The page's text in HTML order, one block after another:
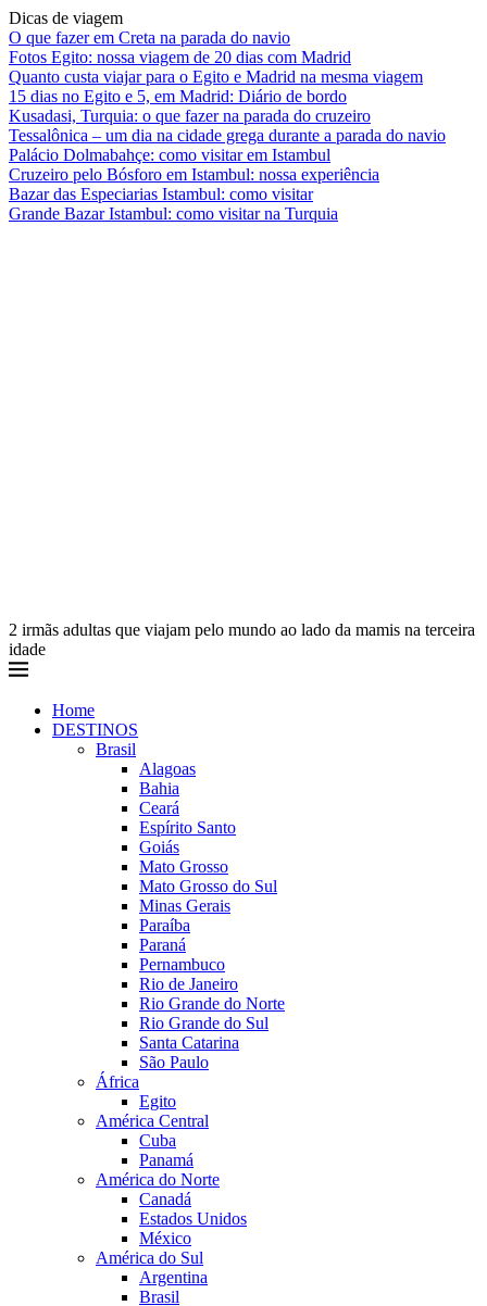
Dicas de viagem
O que fazer em Creta na parada do navio
Fotos Egito: nossa viagem de 20 dias com Madrid
Quanto custa viajar para o Egito e Madrid na mesma viagem
15 dias no Egito e 5, em Madrid: Diário de bordo
Kusadasi, Turquia: o que fazer na parada do cruzeiro
Tessalônica – um dia na cidade grega durante a parada do navio
Palácio Dolmabahçe: como visitar em Istambul
Cruzeiro pelo Bósforo em Istambul: nossa experiência
Bazar das Especiarias Istambul: como visitar
Grande Bazar Istambul: como visitar na Turquia
2 irmãs adultas que viajam pelo mundo ao lado da mamis na terceira
idade
Home
DESTINOS
Brasil
Alagoas
Bahia
Ceará
Espírito Santo
Goiás
Mato Grosso
Mato Grosso do Sul
Minas Gerais
Paraíba
Paraná
Pernambuco
Rio de Janeiro
Rio Grande do Norte
Rio Grande do Sul
Santa Catarina
São Paulo
África
Egito
América Central
Cuba
Panamá
América do Norte
Canadá
Estados Unidos
México
América do Sul
Argentina
Brasil